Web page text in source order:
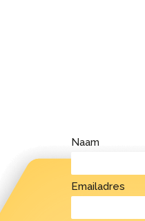
Naam
Emailadres